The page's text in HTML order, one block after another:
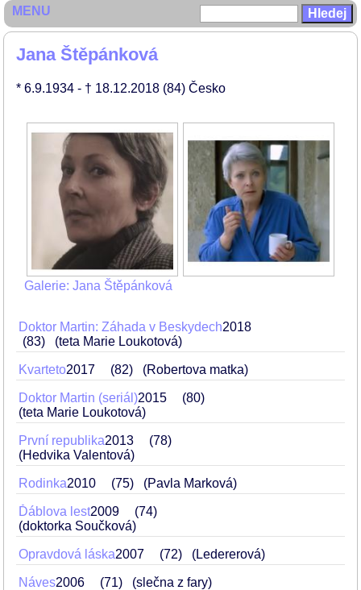
Jana Štěpánková
* 6.9.1934 - † 18.12.2018 (84) Česko
Galerie: Jana Štěpánková
Doktor Martin: Záhada v Beskydech2018
83
(teta Marie Loukotová)
Kvarteto2017 82 (Robertova matka)
Doktor Martin (seriál)2015
80
(teta Marie Loukotová)
První republika2013
78
(Hedvika Valentová)
Rodinka2010 75 (Pavla Marková)
Ďáblova lest2009
74
(doktorka Součková)
Opravdová láska2007 72 (Ledererová)
Náves2006 71 (slečna z fary)
MENU